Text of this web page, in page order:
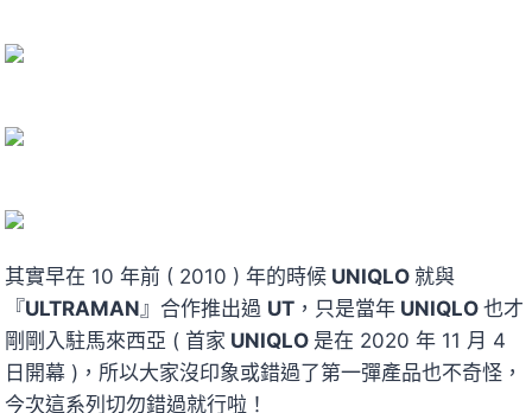
其實早在 10 年前 ( 2010 ) 年的時候 UNIQLO 就與
『ULTRAMAN 』合作推出過 UT ，只是當年 UNIQLO 也才
剛剛入駐馬來西亞 ( 首家 UNIQLO 是在 2020 年 11 月 4
日開幕 )，所以大家沒印象或錯過了第一彈產品也不奇怪，
今次這系列切勿錯過就行啦！